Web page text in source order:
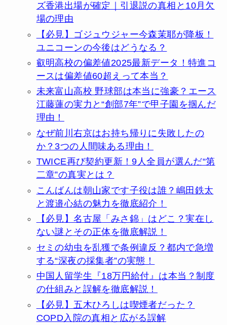
ズ香港出場が確定｜引退説の真相と10月欠
場の理由
【必見】ゴジュウジャー今森茉耶が降板！
ユニコーンの今後はどうなる？
叡明高校の偏差値2025最新データ！特進コ
ースは偏差値60超えって本当？
未来富山高校 野球部は本当に強豪？エース
江藤蓮の実力と“創部7年”で甲子園を掴んだ
理由！
なぜ前川右京はお持ち帰りに失敗したの
か？3つの人間味ある理由！
TWICE再び契約更新！9人全員が選んだ“第
二章”の真実とは？
こんばんは朝山家です子役は誰？嶋田鉄太
と渡邉心結の魅力を徹底紹介！
【必見】名古屋「みさ錦」はどこ？実在し
ない謎とその正体を徹底解説！
セミの幼虫を乱獲で条例違反？都内で急増
する“深夜の採集者”の実態！
中国人留学生『18万円給付』は本当？制度
の仕組みと誤解を徹底解説！
【必見】五木ひろしは喫煙者だった？
COPD入院の真相と広がる誤解